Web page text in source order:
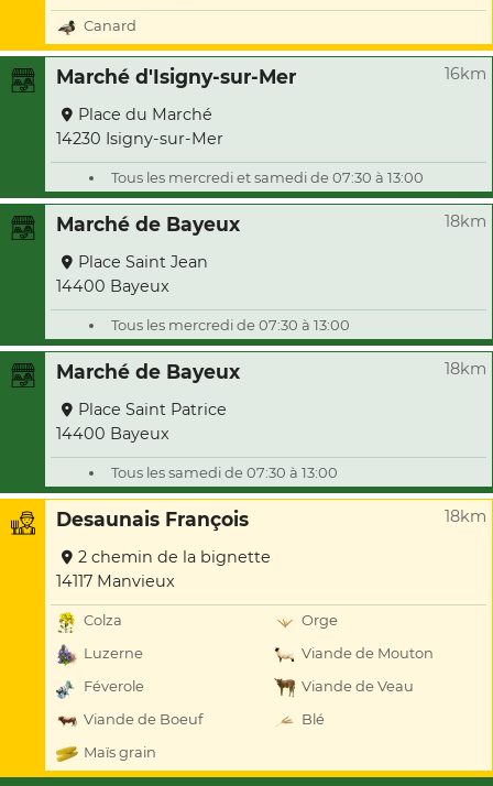
Canard
Marché d'Isigny-sur-Mer 16km
Place du Marché
14230 Isigny-sur-Mer
Tous les mercredi et samedi de 07:30 à 13:00
Marché de Bayeux 18km
Place Saint Jean
14400 Bayeux
Tous les mercredi de 07:30 à 13:00
Marché de Bayeux 18km
Place Saint Patrice
14400 Bayeux
Tous les samedi de 07:30 à 13:00
Desaunais François 18km
2 chemin de la bignette
14117 Manvieux
Colza
Orge
Luzerne
Viande de Mouton
Féverole
Viande de Veau
Viande de Boeuf
Blé
Maïs grain